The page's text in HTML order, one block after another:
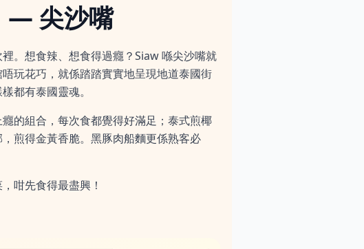
— 尖沙嘴
。想食辣、想食得過癮？Siaw 喺尖沙嘴就
玩花巧，就係踏踏實實地呈現地道泰國街
都有泰國靈魂。
的組合，每次食都覺得好滿足；泰式煎椰
煎得金黃香脆。黑豚肉船麵更係熟客必
咁先食得最盡興！